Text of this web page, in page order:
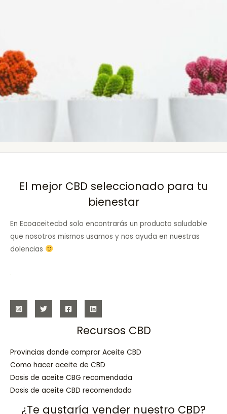
El mejor CBD seleccionado para tu
bienestar
En Ecoaceitecbd solo encontrarás un producto saludable
que nosotros mismos usamos y nos ayuda en nuestras
dolencias
Recursos CBD
Provincias donde comprar Aceite CBD
Como hacer aceite de CBD
Dosis de aceite CBG recomendada
Dosis de aceite CBD recomendada
¿Te gustaría vender nuestro CBD?